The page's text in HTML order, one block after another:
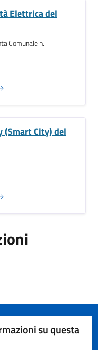
Elettrica del
Comunale n.
(Smart City) del
su questa